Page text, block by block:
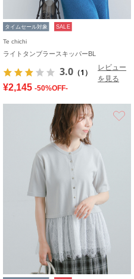
タイムセール対象 SALE
Te chichi
ライトタンブラースキッパーBL
3.0 （1）
レビュー
を見る
¥2,145 -50%OFF-